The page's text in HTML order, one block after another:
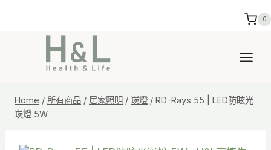
0
Home / 所有商品 / 居家照明 / 崁燈 / RD-Rays 55 | LED防眩光
崁燈 5W